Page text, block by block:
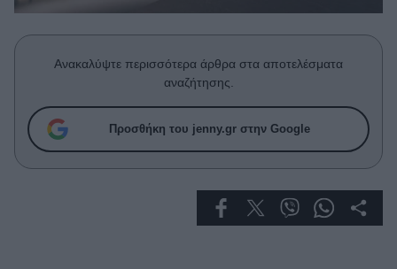
Συνεντεύξεις
Ask the Guru
Success Stories
Ανακαλύψτε περισσότερα άρθρα στα αποτελέσματα
αναζήτησης.
Προσθήκη του jenny.gr στην Google